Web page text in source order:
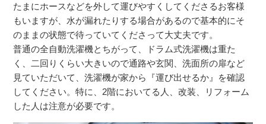
たまにホースなどを外して運びやすくしてくださるお客様
もいますが、水が漏れたりする場合があるので基本的にそ
のままの状態で待っていてくださって大丈夫です。
普通の全自動洗濯機とちがって、ドラム式洗濯機は重た
く、二回りくらい大きいので通路や玄関、洗面所の扉など
見ていただいて、洗濯機が家から『運び出せるか』を確認
してください。特に、2階においてる人、改装、リフォーム
した人は注意が必要です。